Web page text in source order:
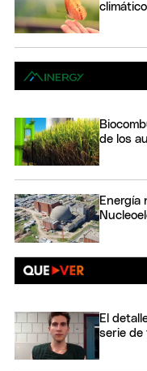
de los
Energía
El
serie de